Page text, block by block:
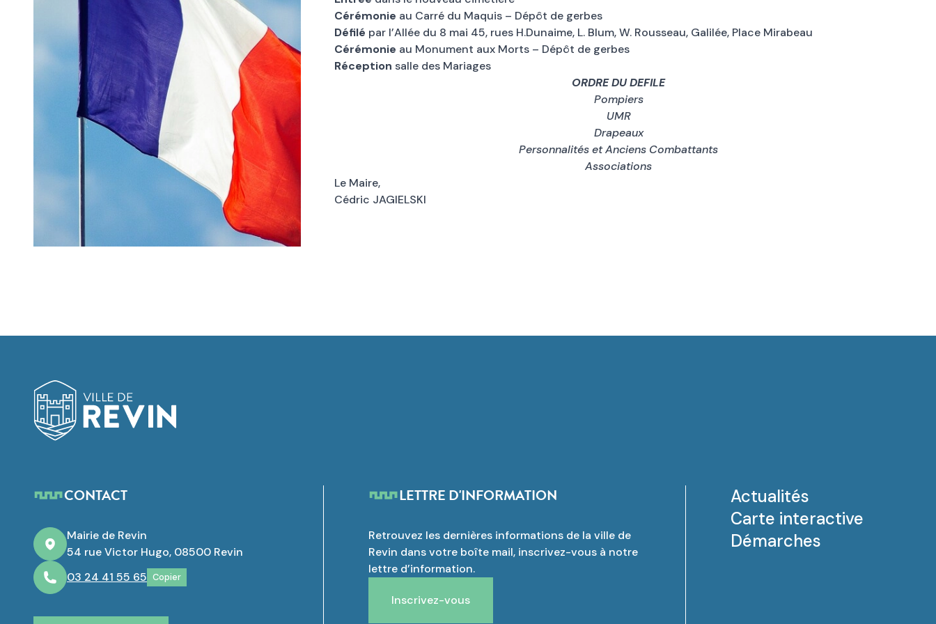
Cérémonie au Carré du Maquis – Dépôt de gerbes
Défilé par l’Allée du 8 mai 45, rues H.Dunaime, L. Blum, W. Rousseau, Galilée, Place Mirabeau
Cérémonie au Monument aux Morts – Dépôt de gerbes
Réception salle des Mariages
ORDRE DU DEFILE
Pompiers
UMR
Drapeaux
Personnalités et Anciens Combattants
Associations
Le Maire,
Cédric JAGIELSKI
CONTACT
Mairie de Revin
54 rue Victor Hugo, 08500 Revin
03 24 41 55 65 Copier
LETTRE D'INFORMATION
Retrouvez les dernières informations de la ville de
Revin dans votre boîte mail, inscrivez-vous à notre
lettre d’information.
Inscrivez-vous
Actualités
Carte interactive
Démarches